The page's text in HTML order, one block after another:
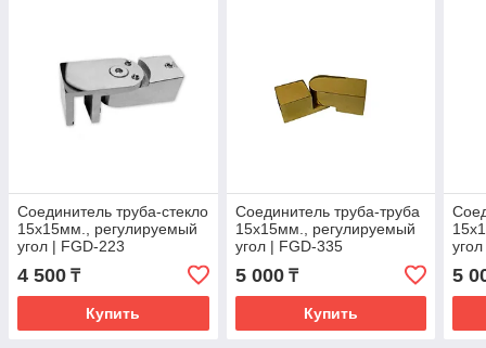
Соединитель труба-стекло
15х15мм., регулируемый
угол | FGD-223
SUS304/PSS | Хром
4 500 ₸
Купить
Соединитель труба-труба
15х15мм., регулируемый
угол | FGD-335
SUS304/TP | Золотой
5 000₸
Купить
5